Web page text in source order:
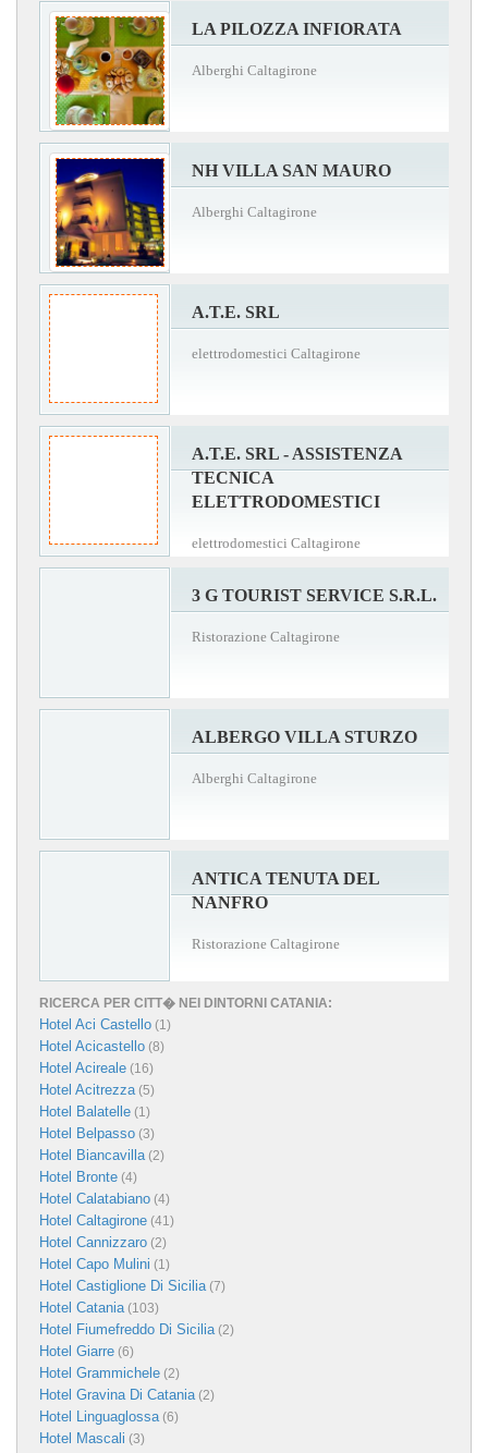
LA PILOZZA INFIORATA
Alberghi Caltagirone
NH VILLA SAN MAURO
Alberghi Caltagirone
A.T.E. SRL
elettrodomestici Caltagirone
A.T.E. SRL - ASSISTENZA
TECNICA
ELETTRODOMESTICI
elettrodomestici Caltagirone
3 G TOURIST SERVICE S.R.L.
Ristorazione Caltagirone
ALBERGO VILLA STURZO
Alberghi Caltagirone
ANTICA TENUTA DEL
NANFRO
Ristorazione Caltagirone
RICERCA PER CITT� NEI DINTORNI CATANIA:
Hotel Aci Castello (1)
Hotel Acicastello (8)
Hotel Acireale (16)
Hotel Acitrezza(5)
Hotel Balatelle (1)
Hotel Belpasso (3)
Hotel Biancavilla(2)
Hotel Bronte (4)
Hotel Calatabiano (4)
Hotel Caltagirone (41)
Hotel Cannizzaro (2)
Hotel Capo Mulini (1)
Hotel Castiglione Di Sicilia(7)
Hotel Catania(103)
Hotel Fiumefreddo Di Sicilia(2)
Hotel Giarre (6)
Hotel Grammichele (2)
Hotel Gravina Di Catania(2)
Hotel Linguaglossa(6)
Hotel Mascali (3)